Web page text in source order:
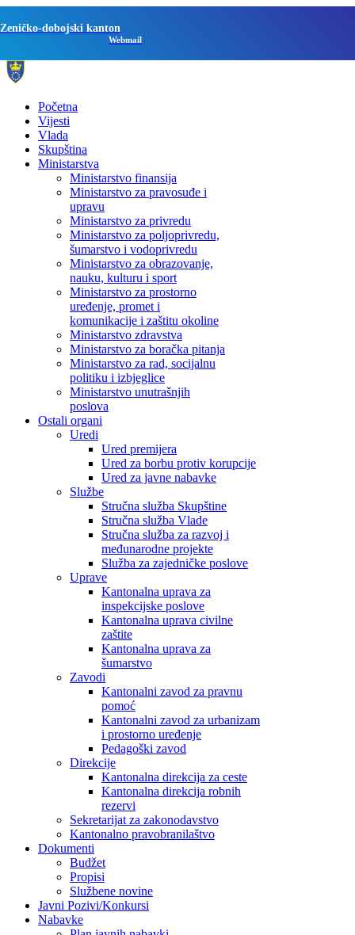
Zeničko-dobojski kanton
Webmail
Početna
Vijesti
Vlada
Skupština
Ministarstva
Ministarstvo finansija
Ministarstvo za pravosuđe i
upravu
Ministarstvo za privredu
Ministarstvo za poljoprivredu,
šumarstvo i vodoprivredu
Ministarstvo za obrazovanje,
nauku, kulturu i sport
Ministarstvo za prostorno
uređenje, promet i
komunikacije i zaštitu okoline
Ministarstvo zdravstva
Ministarstvo za boračka pitanja
Ministarstvo za rad, socijalnu
politiku i izbjeglice
Ministarstvo unutrašnjih
poslova
Ostali organi
Uredi
Ured premijera
Ured za borbu protiv korupcije
Ured za javne nabavke
Službe
Stručna služba Skupštine
Stručna služba Vlade
Stručna služba za razvoj i
međunarodne projekte
Služba za zajedničke poslove
Uprave
Kantonalna uprava za
inspekcijske poslove
Kantonalna uprava civilne
zaštite
Kantonalna uprava za
šumarstvo
Zavodi
Kantonalni zavod za pravnu
pomoć
Kantonalni zavod za urbanizam
i prostorno uređenje
Pedagoški zavod
Direkcije
Kantonalna direkcija za ceste
Kantonalna direkcija robnih
rezervi
Sekretarijat za zakonodavstvo
Kantonalno pravobranilaštvo
Dokumenti
Budžet
Propisi
Službene novine
Javni Pozivi/Konkursi
Nabavke